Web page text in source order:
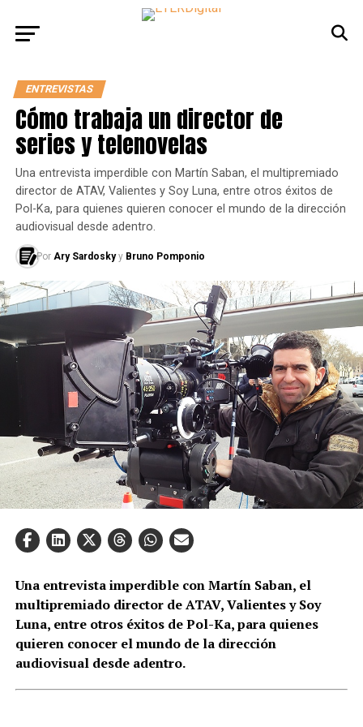
ENTREVISTAS
Cómo trabaja un director de
series y telenovelas
Una entrevista imperdible con Martín Saban, el multipremiado
director de ATAV, Valientes y Soy Luna, entre otros éxitos de
Pol-Ka, para quienes quieren conocer el mundo de la dirección
audiovisual desde adentro.
Por Ary Sardoskyy Bruno Pomponio
Una entrevista imperdible con Martín Saban, el
multipremiado director de ATAV, Valientes y Soy
Luna, entre otros éxitos de Pol-Ka, para quienes
quieren conocer el mundo de la dirección
audiovisual desde adentro.